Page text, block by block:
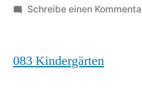
Schreibe einen
083 Kindergärten